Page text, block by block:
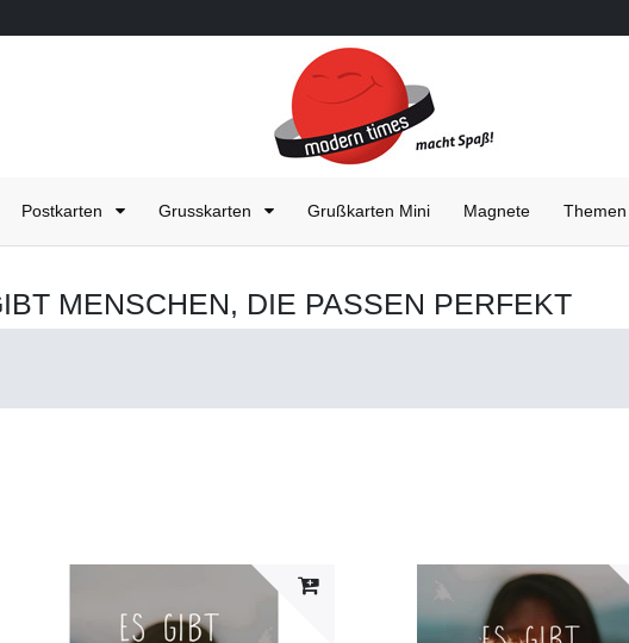
Postkarten Grusskarten Grußkarten Mini Magnete Themen
MENSCHEN, DIE PASSEN PERFEKT